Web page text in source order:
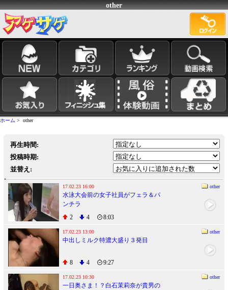
other
ホーム > other
再生時間:
投稿時期:
並替え:
17.02.23 16:00 other
水泳大会前の女子社員がフェラ＆パ
ンチラ
2
4 8:03
17.02.23 13:00 other
中出しミルク特濃大盛り３発目
8 4 9:27
17.02.23 10:30 other
一日奥さま！？白石茉莉奈が貴男の